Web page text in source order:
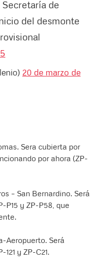
de
del desmonte
20 de marzo de
Sera cubierta por
por ahora (ZP-
– San Bernardino. Será
P15 y ZP-P58, que
Aeropuerto. Será
y ZP-C21.